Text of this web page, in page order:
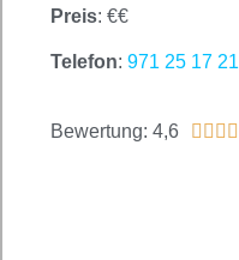
Preis: €€
Telefon: 971 25 17 21
Bewertung: 4,6    